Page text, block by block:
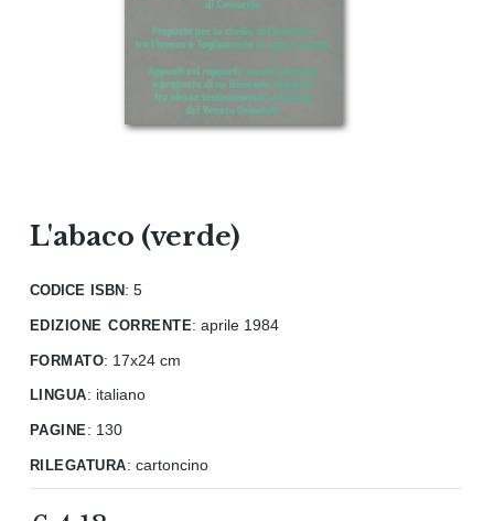
L'abaco (verde)
codice isbn: 5
edizione corrente:aprile 1984
formato: 17x24 cm
lingua: italiano
pagine: 130
rilegatura: cartoncino